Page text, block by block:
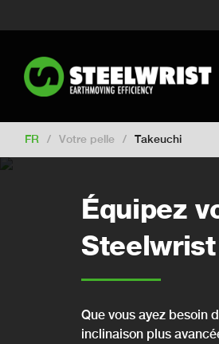
Switch to
Switch to Germany
FR / Votre pelle / Takeuchi
Équipez
Steelwrist
Que vous ayez besoin
inclinaison plus